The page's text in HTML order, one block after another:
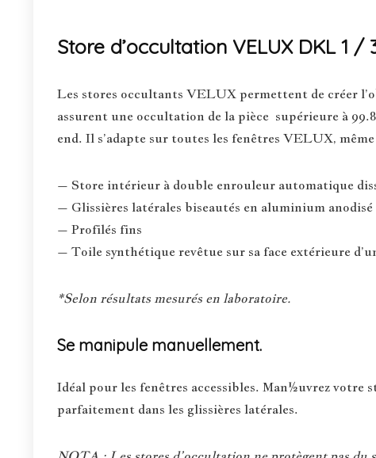
Store d’occultation VELUX DKL 1 /
Les stores occultants VELUX permettent de créer
assurent une occultation de la pièce supérieure à
end. Il s’adapte sur toutes les fenêtres VELUX,
– Store intérieur à double enrouleur automatique
– Glissières latérales biseautés en aluminium
– Profilés fins
– Toile synthétique revêtue sur sa face extérieure
*Selon résultats mesurés en laboratoire.
Se manipule manuellement.
Idéal pour les fenêtres accessibles. Man½uvrez votre
parfaitement dans les glissières latérales.